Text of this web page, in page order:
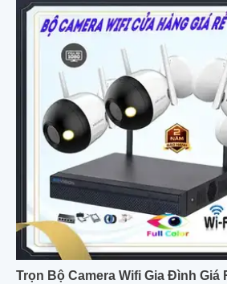
Trọn Bộ Camera Wifi Gia Đình Giá